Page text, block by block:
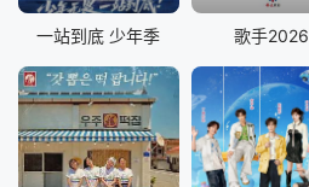
一站到底 少年季 歌手2026